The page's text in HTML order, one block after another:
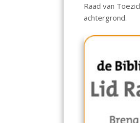
Raad van
achtergrond.